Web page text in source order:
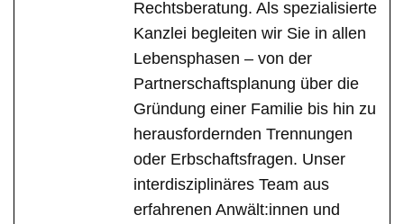
Rechtsberatung. Als spezialisierte
Kanzlei begleiten wir Sie in allen
Lebensphasen – von der
Partnerschaftsplanung über die
Gründung einer Familie bis hin zu
herausfordernden Trennungen
oder Erbschaftsfragen. Unser
interdisziplinäres Team aus
erfahrenen Anwält:innen und